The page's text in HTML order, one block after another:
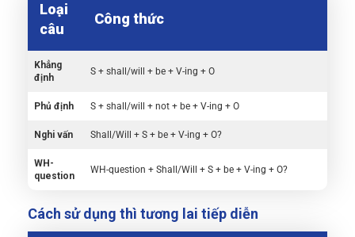
Loại
câu
Công thức
Khẳng
định
S + shall/will + be + V-ing + O
Phủ định S + shall/will + not + be + V-ing + O
Nghi vấn Shall/Will + S + be + V-ing + O?
WH-
question
WH-question + Shall/Will + S + be + V-ing + O?
Cách sử dụng thì tương lai tiếp diễn